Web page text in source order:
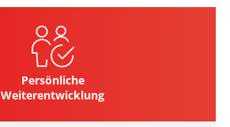
Persönliche
Weiterentwicklung